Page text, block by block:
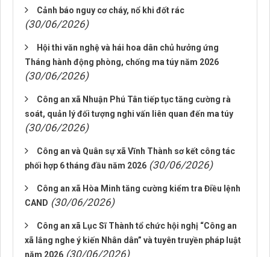
Cảnh báo nguy cơ cháy, nổ khi đốt rác
(30/06/2026)
Hội thi văn nghệ và hái hoa dân chủ hưởng ứng
Tháng hành động phòng, chống ma túy năm 2026
(30/06/2026)
Công an xã Nhuận Phú Tân tiếp tục tăng cường rà
soát, quản lý đối tượng nghi vấn liên quan đến ma túy
(30/06/2026)
Công an và Quân sự xã Vĩnh Thành sơ kết công tác
phối hợp 6 tháng đầu năm 2026 (30/06/2026)
Công an xã Hòa Minh tăng cường kiểm tra Điều lệnh
CAND (30/06/2026)
Công an xã Lục Sĩ Thành tổ chức hội nghị “Công an
xã lắng nghe ý kiến Nhân dân” và tuyên truyền pháp luật
năm 2026 (30/06/2026)